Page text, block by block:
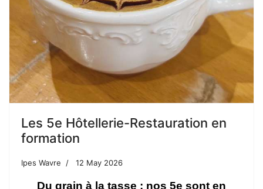
Les 5e Hôtellerie-Restauration en
formation
Ipes Wavre 12 May 2026
Du grain à la tasse : nos 5e sont en